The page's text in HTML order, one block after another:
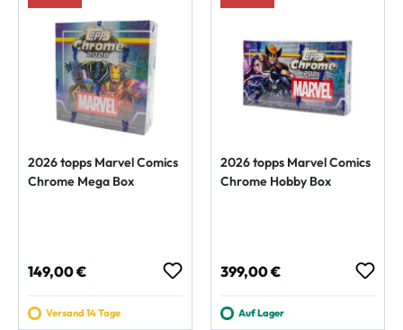
2026 topps Marvel Comics
Chrome Mega Box
Regulärer Preis:
149,00 €
Versand 14 Tage
2026 topps Marvel Comics
Chrome Hobby Box
Regulärer Preis:
399,00 €
Auf Lager